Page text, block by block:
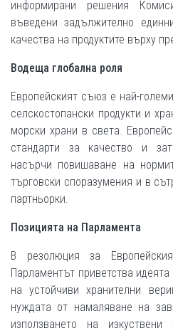
информирани решения
въведени задължително
качества на продуктите върху
Водеща глобална роля
Европейският съюз е най-
селскостопански продукти и
морски храни в света.
стандарти за качество и
насърчи повишаване на
търговски споразумения и в
партньорки.
Позицията на Парламента
В резолюция за
Парламентът приветства
на устойчиви хранителни
нуждата от намаляване на
използването на